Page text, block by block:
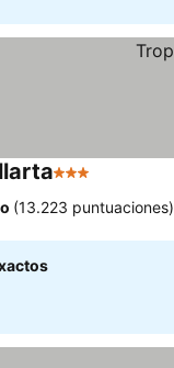
3 Estrellas
(13.223 puntuaciones)